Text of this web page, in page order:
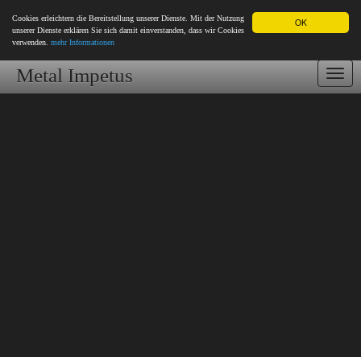
OK
Cookies erleichtern die Bereitstellung unserer Dienste. Mit der Nutzung
unserer Dienste erklären Sie sich damit einverstanden, dass wir Cookies
verwenden. mehr Informationen
Metal Impetus